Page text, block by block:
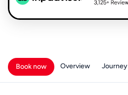
Book now Overview Journey